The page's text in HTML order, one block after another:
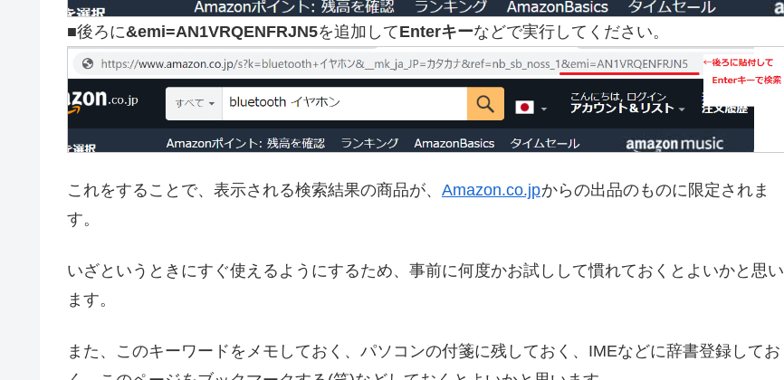
■後ろに&emi=AN1VRQENFRJN5を追加してEnterキーなどで実行してください。
これをすることで、表示される検索結果の商品が、 Amazon.co.jpからの出品のものに限定されま
す。
いざというときにすぐ使えるようにするため、事前に何度かお試しして慣れておくとよいかと思い
ます。
また、このキーワードをメモしておく、パソコンの付箋に残しておく、IMEなどに辞書登録してお